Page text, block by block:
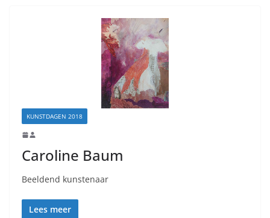
KUNSTDAGEN 2018
Caroline Baum
Beeldend kunstenaar
Lees meer